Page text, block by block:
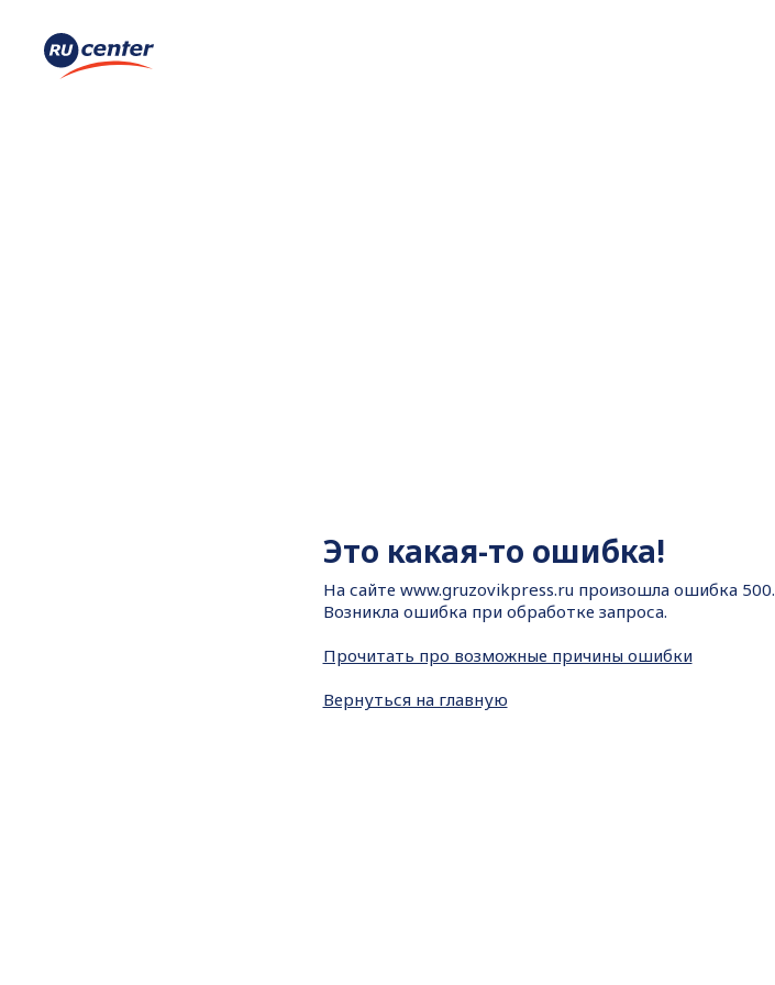
Это какая-то ошибка!
На сайте www.gruzovikpress.ru произошла ошибка 500.
Возникла ошибка при обработке запроса.
Прочитать про возможные причины ошибки
Вернуться на главную